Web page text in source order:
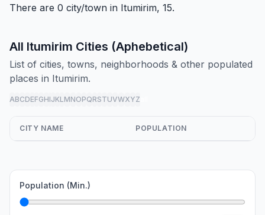
There are 0 city/town in Itumirim, 15.
All Itumirim Cities (Aphebetical)
List of cities, towns, neighborhoods & other populated
places in Itumirim.
ABCDEFGHIJKLMNOPQRSTUVWXYZ
CITY NAME POPULATION
Population (Min.)